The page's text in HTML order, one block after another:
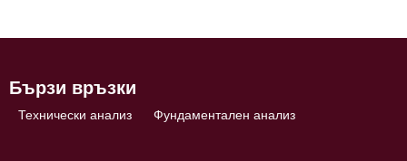
Бързи връзки
Технически анализ Фундаментален анализ